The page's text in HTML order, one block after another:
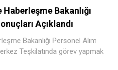
Bakanlığı
Açıklandı
Bakanlığı Personel Alım
Teşkilatında görev yapmak